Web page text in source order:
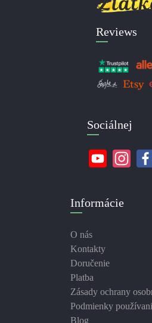
Reviews
Sociálnej
Informácie
O nás
Kontakty
Doručenie
Platba
Zásady ochrany
Podmienky
Blog